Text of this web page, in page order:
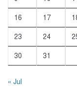
16 17
23 24
30 31
« Jul